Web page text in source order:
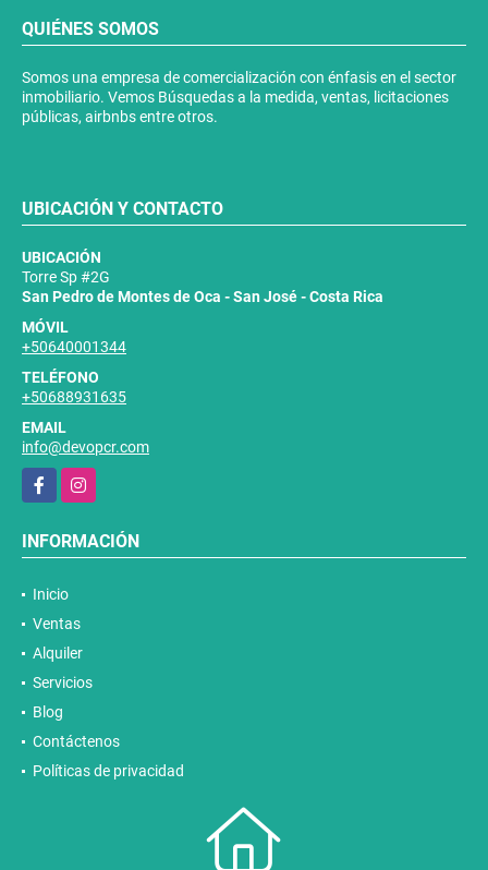
QUIÉNES SOMOS
Somos una empresa de comercialización con énfasis en el sector
inmobiliario. Vemos Búsquedas a la medida, ventas, licitaciones
públicas, airbnbs entre otros.
UBICACIÓN Y CONTACTO
UBICACIÓN
Torre Sp #2G
San Pedro de Montes de Oca - San José - Costa Rica
MÓVIL
+50640001344
TELÉFONO
+50688931635
EMAIL
info@devopcr.com
FacebookInstagram
INFORMACIÓN
Inicio
Ventas
Alquiler
Servicios
Blog
Contáctenos
Políticas de privacidad